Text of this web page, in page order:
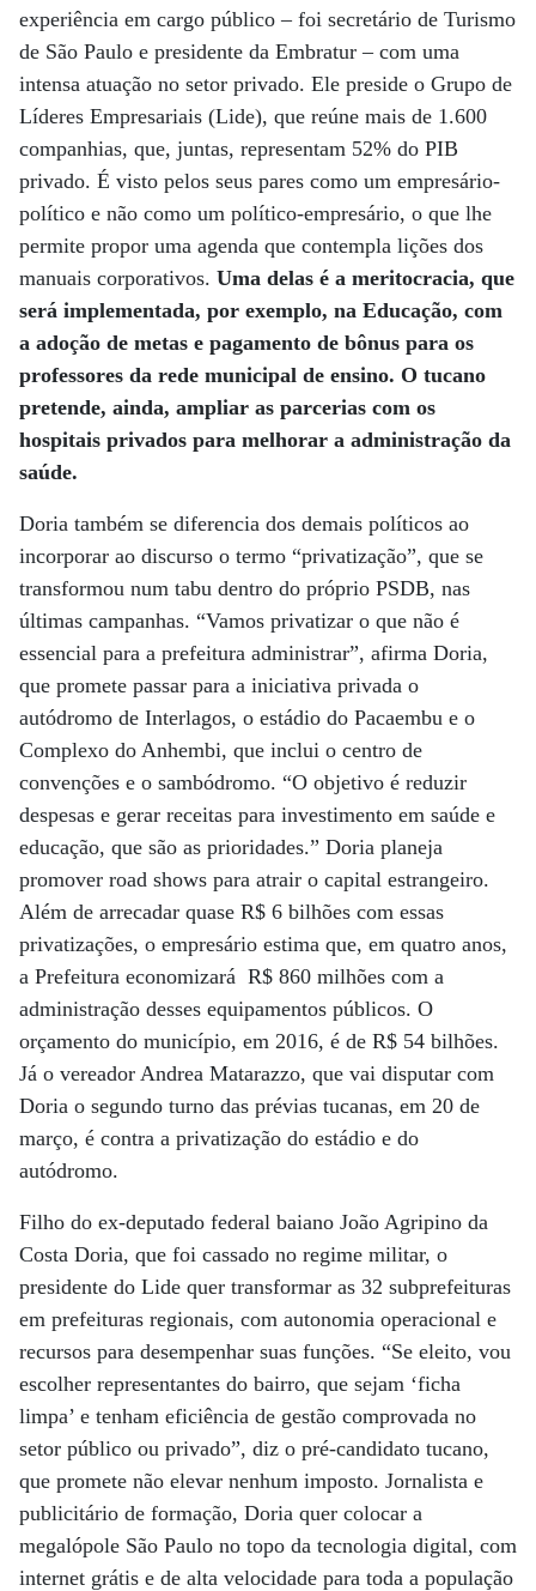
experiência em cargo público – foi secretário de Turismo
de São Paulo e presidente da Embratur – com uma
intensa atuação no setor privado. Ele preside o Grupo de
Líderes Empresariais (Lide), que reúne mais de 1.600
companhias, que, juntas, representam 52% do PIB
privado. É visto pelos seus pares como um empresário-
político e não como um político-empresário, o que lhe
permite propor uma agenda que contempla lições dos
manuais corporativos. Uma delas é a meritocracia, que
será implementada, por exemplo, na Educação, com
a adoção de metas e pagamento de bônus para os
professores da rede municipal de ensino. O tucano
pretende, ainda, ampliar as parcerias com os
hospitais privados para melhorar a administração da
saúde.
Doria também se diferencia dos demais políticos ao
incorporar ao discurso o termo “privatização”, que se
transformou num tabu dentro do próprio PSDB, nas
últimas campanhas. “Vamos privatizar o que não é
essencial para a prefeitura administrar”, afirma Doria,
que promete passar para a iniciativa privada o
autódromo de Interlagos, o estádio do Pacaembu e o
Complexo do Anhembi, que inclui o centro de
convenções e o sambódromo. “O objetivo é reduzir
despesas e gerar receitas para investimento em saúde e
educação, que são as prioridades.” Doria planeja
promover road shows para atrair o capital estrangeiro.
Além de arrecadar quase R$ 6 bilhões com essas
privatizações, o empresário estima que, em quatro anos,
a Prefeitura economizará R$ 860 milhões com a
administração desses equipamentos públicos. O
orçamento do município, em 2016, é de R$ 54 bilhões.
Já o vereador Andrea Matarazzo, que vai disputar com
Doria o segundo turno das prévias tucanas, em 20 de
março, é contra a privatização do estádio e do
autódromo.
Filho do ex-deputado federal baiano João Agripino da
Costa Doria, que foi cassado no regime militar, o
presidente do Lide quer transformar as 32 subprefeituras
em prefeituras regionais, com autonomia operacional e
recursos para desempenhar suas funções. “Se eleito, vou
escolher representantes do bairro, que sejam ‘ficha
limpa’ e tenham eficiência de gestão comprovada no
setor público ou privado”, diz o pré-candidato tucano,
que promete não elevar nenhum imposto. Jornalista e
publicitário de formação, Doria quer colocar a
megalópole São Paulo no topo da tecnologia digital, com
internet grátis e de alta velocidade para toda a população